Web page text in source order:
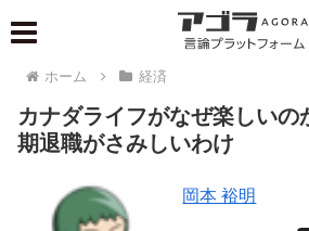
ホーム 経済
カナダライフがなぜ楽しいの
期退職がさみしいわけ
岡本 裕明